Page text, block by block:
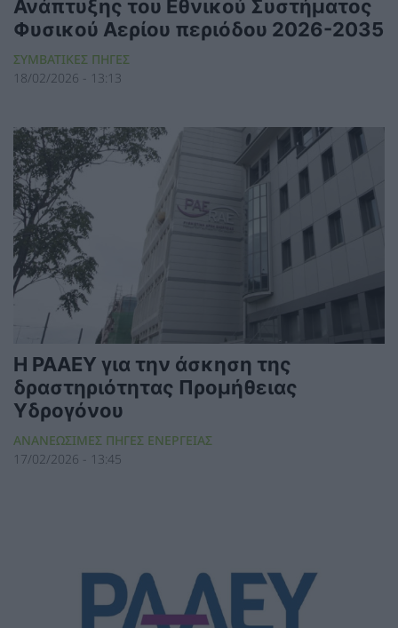
Ανάπτυξης του Εθνικού Συστήματος
Φυσικού Αερίου περιόδου 2026-2035
ΣΥΜΒΑΤΙΚΕΣ ΠΗΓΕΣ
18/02/2026 - 13:13
H ΡΑΑΕΥ για την άσκηση της
δραστηριότητας Προμήθειας
Υδρογόνου
ΑΝΑΝΕΩΣΙΜΕΣ ΠΗΓΕΣ ΕΝΕΡΓΕΙΑΣ
17/02/2026 - 13:45